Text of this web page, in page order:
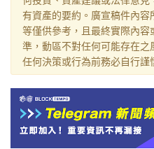
有資產的要約。廣宣稿件內
等僅供參考，且最終實際內
準，動區不對任何可能存在
任何決策或行為前務必自行謹